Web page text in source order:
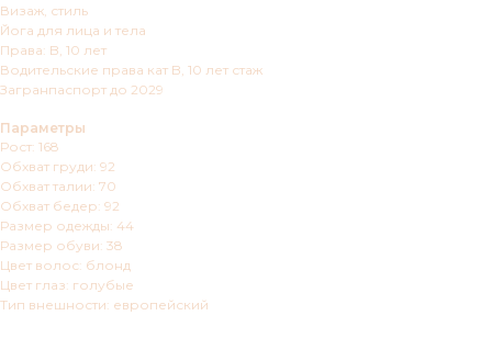
Визаж, стиль
Йога для лица и тела
Права: B, 10 лет
Водительские права кат B, 10 лет стаж
Загранпаспорт до 2029
Параметры
Рост: 168
Обхват груди: 92
Обхват талии: 70
Обхват бедер: 92
Размер одежды: 44
Размер обуви: 38
Цвет волос: блонд
Цвет глаз: голубые
Тип внешности: европейский